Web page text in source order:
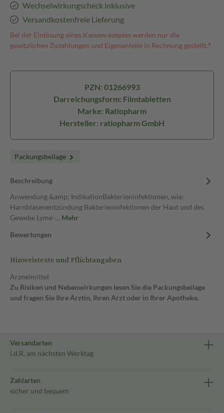
Wechselwirkungscheck inklusive
Versandkostenfreie Lieferung
Bei der Einlösung eines Kassenrezeptes werden nur die
gesetzlichen Zuzahlungen und Eigenanteile in Rechnung gestellt.⁴
PZN: 01266993
Darreichungsform: Filmtabletten
Marke: Ratiopharm
Hersteller: ratiopharm GmbH
Packungsbeilage
Beschreibung
Anwendung &amp; IndikationBakterieninfektionen, wie:
Harnblasenentzündung Bakterieninfektionen der Haut und des
Gewebe Lyme-… Mehr
Bewertungen
Hinweistexte und Pflichtangaben
Arzneimittel
Zu Risiken und Nebenwirkungen lesen Sie die Packungsbeilage
und fragen Sie Ihre Ärztin, Ihren Arzt oder in Ihrer Apotheke.
Versandarten
i.d.R. am nächsten Werktag
Zahlarten
sicher und bequem